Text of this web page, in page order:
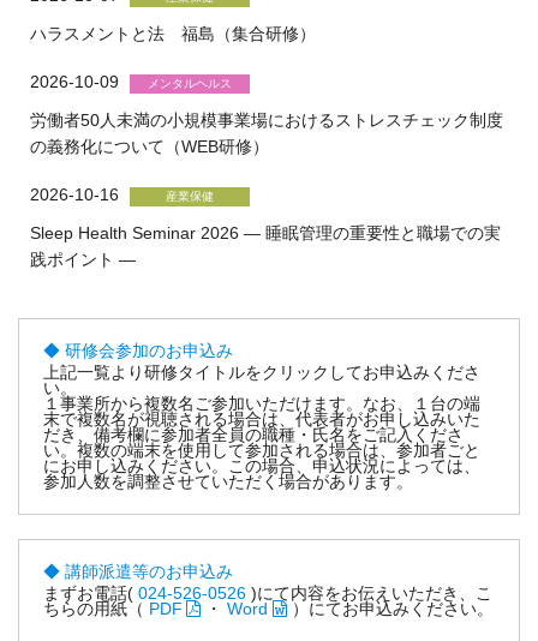
ハラスメントと法 福島（集合研修）
2026-10-09
労働者50人未満の小規模事業場におけるストレスチェック制度
の義務化について（WEB研修）
2026-10-16
Sleep Health Seminar 2026 ― 睡眠管理の重要性と職場での実
践ポイント ―
研修会参加のお申込み
上記一覧より研修タイトルをクリックしてお申込みくださ
い。
１事業所から複数名ご参加いただけます。なお、１台の端
末で複数名が視聴される場合は、代表者がお申し込みいた
だき、備考欄に参加者全員の職種・氏名をご記入くださ
い。複数の端末を使用して参加される場合は、参加者ごと
にお申し込みください。この場合、申込状況によっては、
参加人数を調整させていただく場合があります。
講師派遣等のお申込み
まずお電話( 024-526-0526 )にて内容をお伝えいただき、こ
ちらの用紙（ PDF ・Word ）にてお申込みください。